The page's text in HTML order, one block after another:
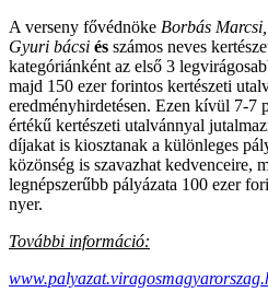
A verseny fővédnöke Borbás
Gyuri bácsi és számos neves
kategóriánként az első 3
majd 150 ezer forintos kertészeti
eredményhirdetésen. Ezen kívül 7-7
értékű kertészeti utalvánnyal
díjakat is kiosztanak a különleges
közönség is szavazhat kedvenceire,
legnépszerűbb pályázata 100 ezer
nyer.
További információ: